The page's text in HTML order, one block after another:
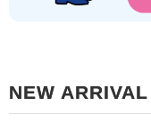
NEW ARRIVAL